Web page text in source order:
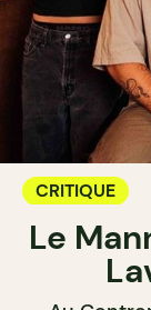
CRITIQUE
Le